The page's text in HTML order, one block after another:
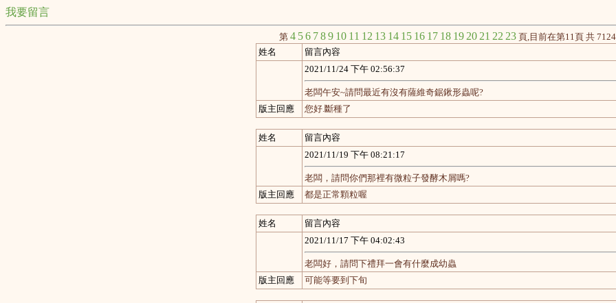
我要留言
第 4 56 789 10 11 12 13 14 15 16 17 18 19 20 21 22 23 頁,目前在第11頁 共
姓名
留言內容
2021/11/24 下午 02:56:37
老闆午安~請問最近有沒有薩維奇鋸鍬形蟲呢?
版主回應
您好.斷種了
姓名
留言內容
2021/11/19 下午 08:21:17
老闆，請問你們那裡有微粒子發酵木屑嗎?
版主回應
都是正常顆粒喔
姓名
留言內容
2021/11/17 下午 04:02:43
老闆好，請問下禮拜一會有什麼成幼蟲
版主回應
可能等要到下旬